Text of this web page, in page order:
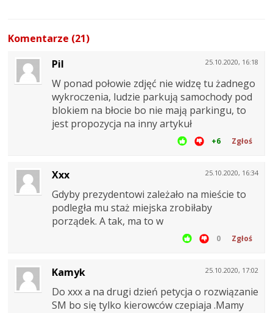
Komentarze (21)
25.10.2020, 16:18
Pil
W ponad połowie zdjęć nie widzę tu żadnego
wykroczenia, ludzie parkują samochody pod
blokiem na błocie bo nie mają parkingu, to
jest propozycja na inny artykuł
+6 Zgłoś
25.10.2020, 16:34
Xxx
Gdyby prezydentowi zależało na mieście to
podległa mu staż miejska zrobiłaby
porządek. A tak, ma to w
0 Zgłoś
25.10.2020, 17:02
Kamyk
Do xxx a na drugi dzień petycja o rozwiązanie
SM bo się tylko kierowców czepiaja .Mamy